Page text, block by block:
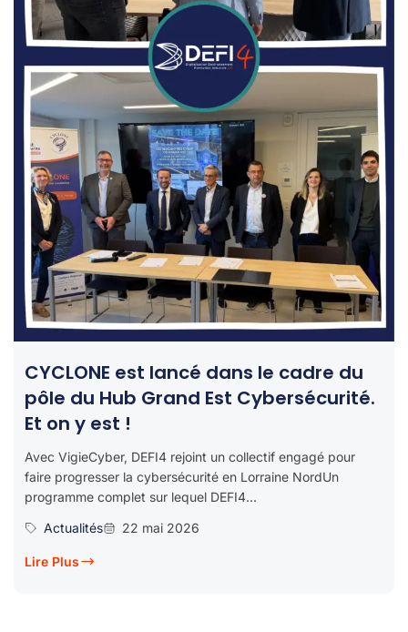
CYCLONE est lancé dans le cadre du
pôle du Hub Grand Est Cybersécurité.
Et on y est !
Avec VigieCyber, DEFI4 rejoint un collectif engagé pour
faire progresser la cybersécurité en Lorraine NordUn
programme complet sur lequel DEFI4...
Actualités
22 mai 2026
Lire Plus